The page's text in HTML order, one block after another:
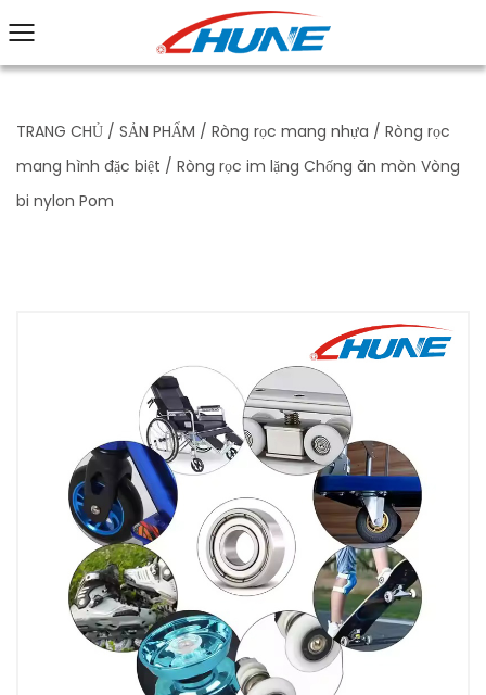
TRANG CHỦ / SẢN PHẨM / Ròng rọc mang nhựa / Ròng rọc
mang hình đặc biệt / Ròng rọc im lặng Chống ăn mòn Vòng
bi nylon Pom